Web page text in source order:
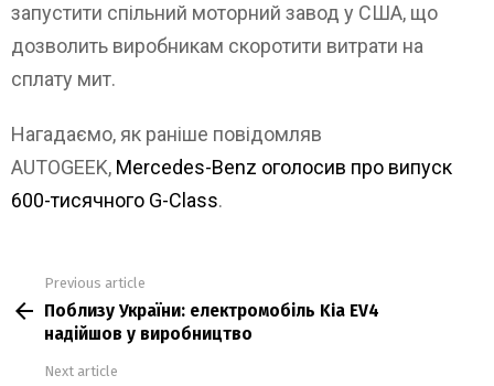
запустити спільний моторний завод у США, що
дозволить виробникам скоротити витрати на
сплату мит.
Нагадаємо, як раніше повідомляв
AUTOGEEK, Mercedes-Benz оголосив про випуск
600-тисячного G-Class.
more
Previous article
Поблизу України: електромобіль Kia EV4
надійшов у виробництво
Next article